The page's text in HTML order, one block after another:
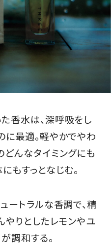
香水は、深呼吸をし
に最適。軽やかでやわ
どんなタイミングにも
もすっとなじむ。
ートラルな香調で、精
やりとしたレモンやユ
調和する。